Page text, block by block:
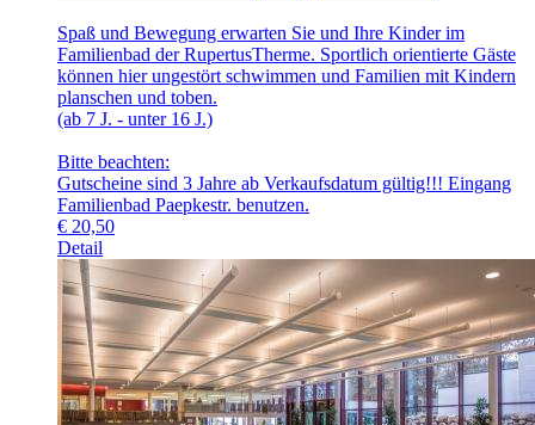
Spaß und Bewegung erwarten Sie und Ihre Kinder im
Familienbad der RupertusTherme. Sportlich orientierte Gäste
können hier ungestört schwimmen und Familien mit Kindern
planschen und toben.
(ab 7 J. - unter 16 J.)
Bitte beachten:
Gutscheine sind 3 Jahre ab Verkaufsdatum gültig!!! Eingang
Familienbad Paepkestr. benutzen.
€ 20,50
Detail